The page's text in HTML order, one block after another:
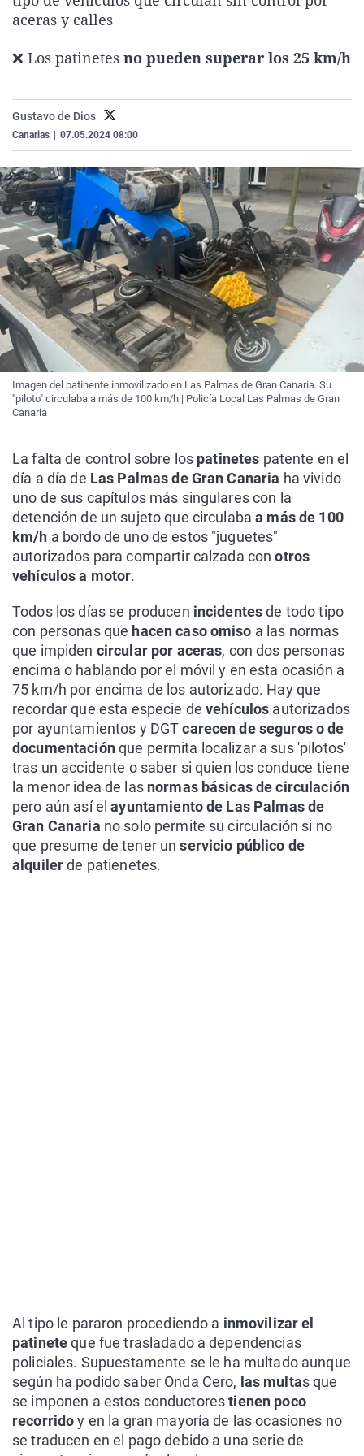
La rosa de los vientos
Como el perro y el
Equipo de
Operación Viuda
Extremadura
Navarra
aceras y calles
❌ Los patinetes no pueden superar los 25 km/h
Gustavo de Dios
Canarias 07.05.2024 08:00
Imagen del patinente inmovilizado en Las Palmas de Gran Canaria. Su
"piloto" circulaba a más de 100 km/h | Policía Local Las Palmas de Gran
Canaria
La falta de control sobre los patinetes patente en el
día a día de Las Palmas de Gran Canaria ha vivido
uno de sus capítulos más singulares con la
detención de un sujeto que circulabaa más de 100
km/h a bordo de uno de estos "juguetes"
autorizados para compartir calzada conotros
vehículos a motor.
Todos los días se producen incidentesde todo tipo
con personas que hacen caso omiso a las normas
que impiden circular por aceras, con dos personas
encima o hablando por el móvil y en esta ocasión a
75 km/h por encima de los autorizado. Hay que
recordar que esta especie devehículos autorizados
por ayuntamientos y DGTcarecen de seguros o de
documentaciónque permita localizar a sus 'pilotos'
tras un accidente o saber si quien los conduce tiene
la menor idea de las normas básicas de circulación
pero aún así el ayuntamiento de Las Palmas de
Gran Canaria no solo permite su circulación si no
que presume de tener un servicio público de
alquilerde patienetes.
Al tipo le pararon procediendo a inmovilizar el
patineteque fue trasladado a dependencias
policiales. Supuestamente se le ha multado aunque
según ha podido saber Onda Cero, las multas que
se imponen a estos conductorestienen poco
recorridoy en la gran mayoría de las ocasiones no
se traducen en el pago debido a una serie de